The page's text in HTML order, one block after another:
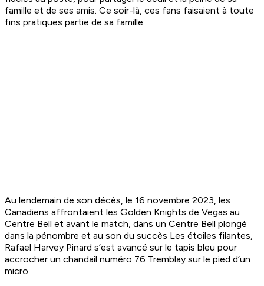
famille et de ses amis. Ce soir-là, ces fans faisaient à toute
fins pratiques partie de sa famille.
Au lendemain de son décès, le 16 novembre 2023, les
Canadiens affrontaient les Golden Knights de Vegas au
Centre Bell et avant le match, dans un Centre Bell plongé
dans la pénombre et au son du succès Les étoiles filantes,
Rafael Harvey Pinard s’est avancé sur le tapis bleu pour
accrocher un chandail numéro 76 Tremblay sur le pied d’un
micro.